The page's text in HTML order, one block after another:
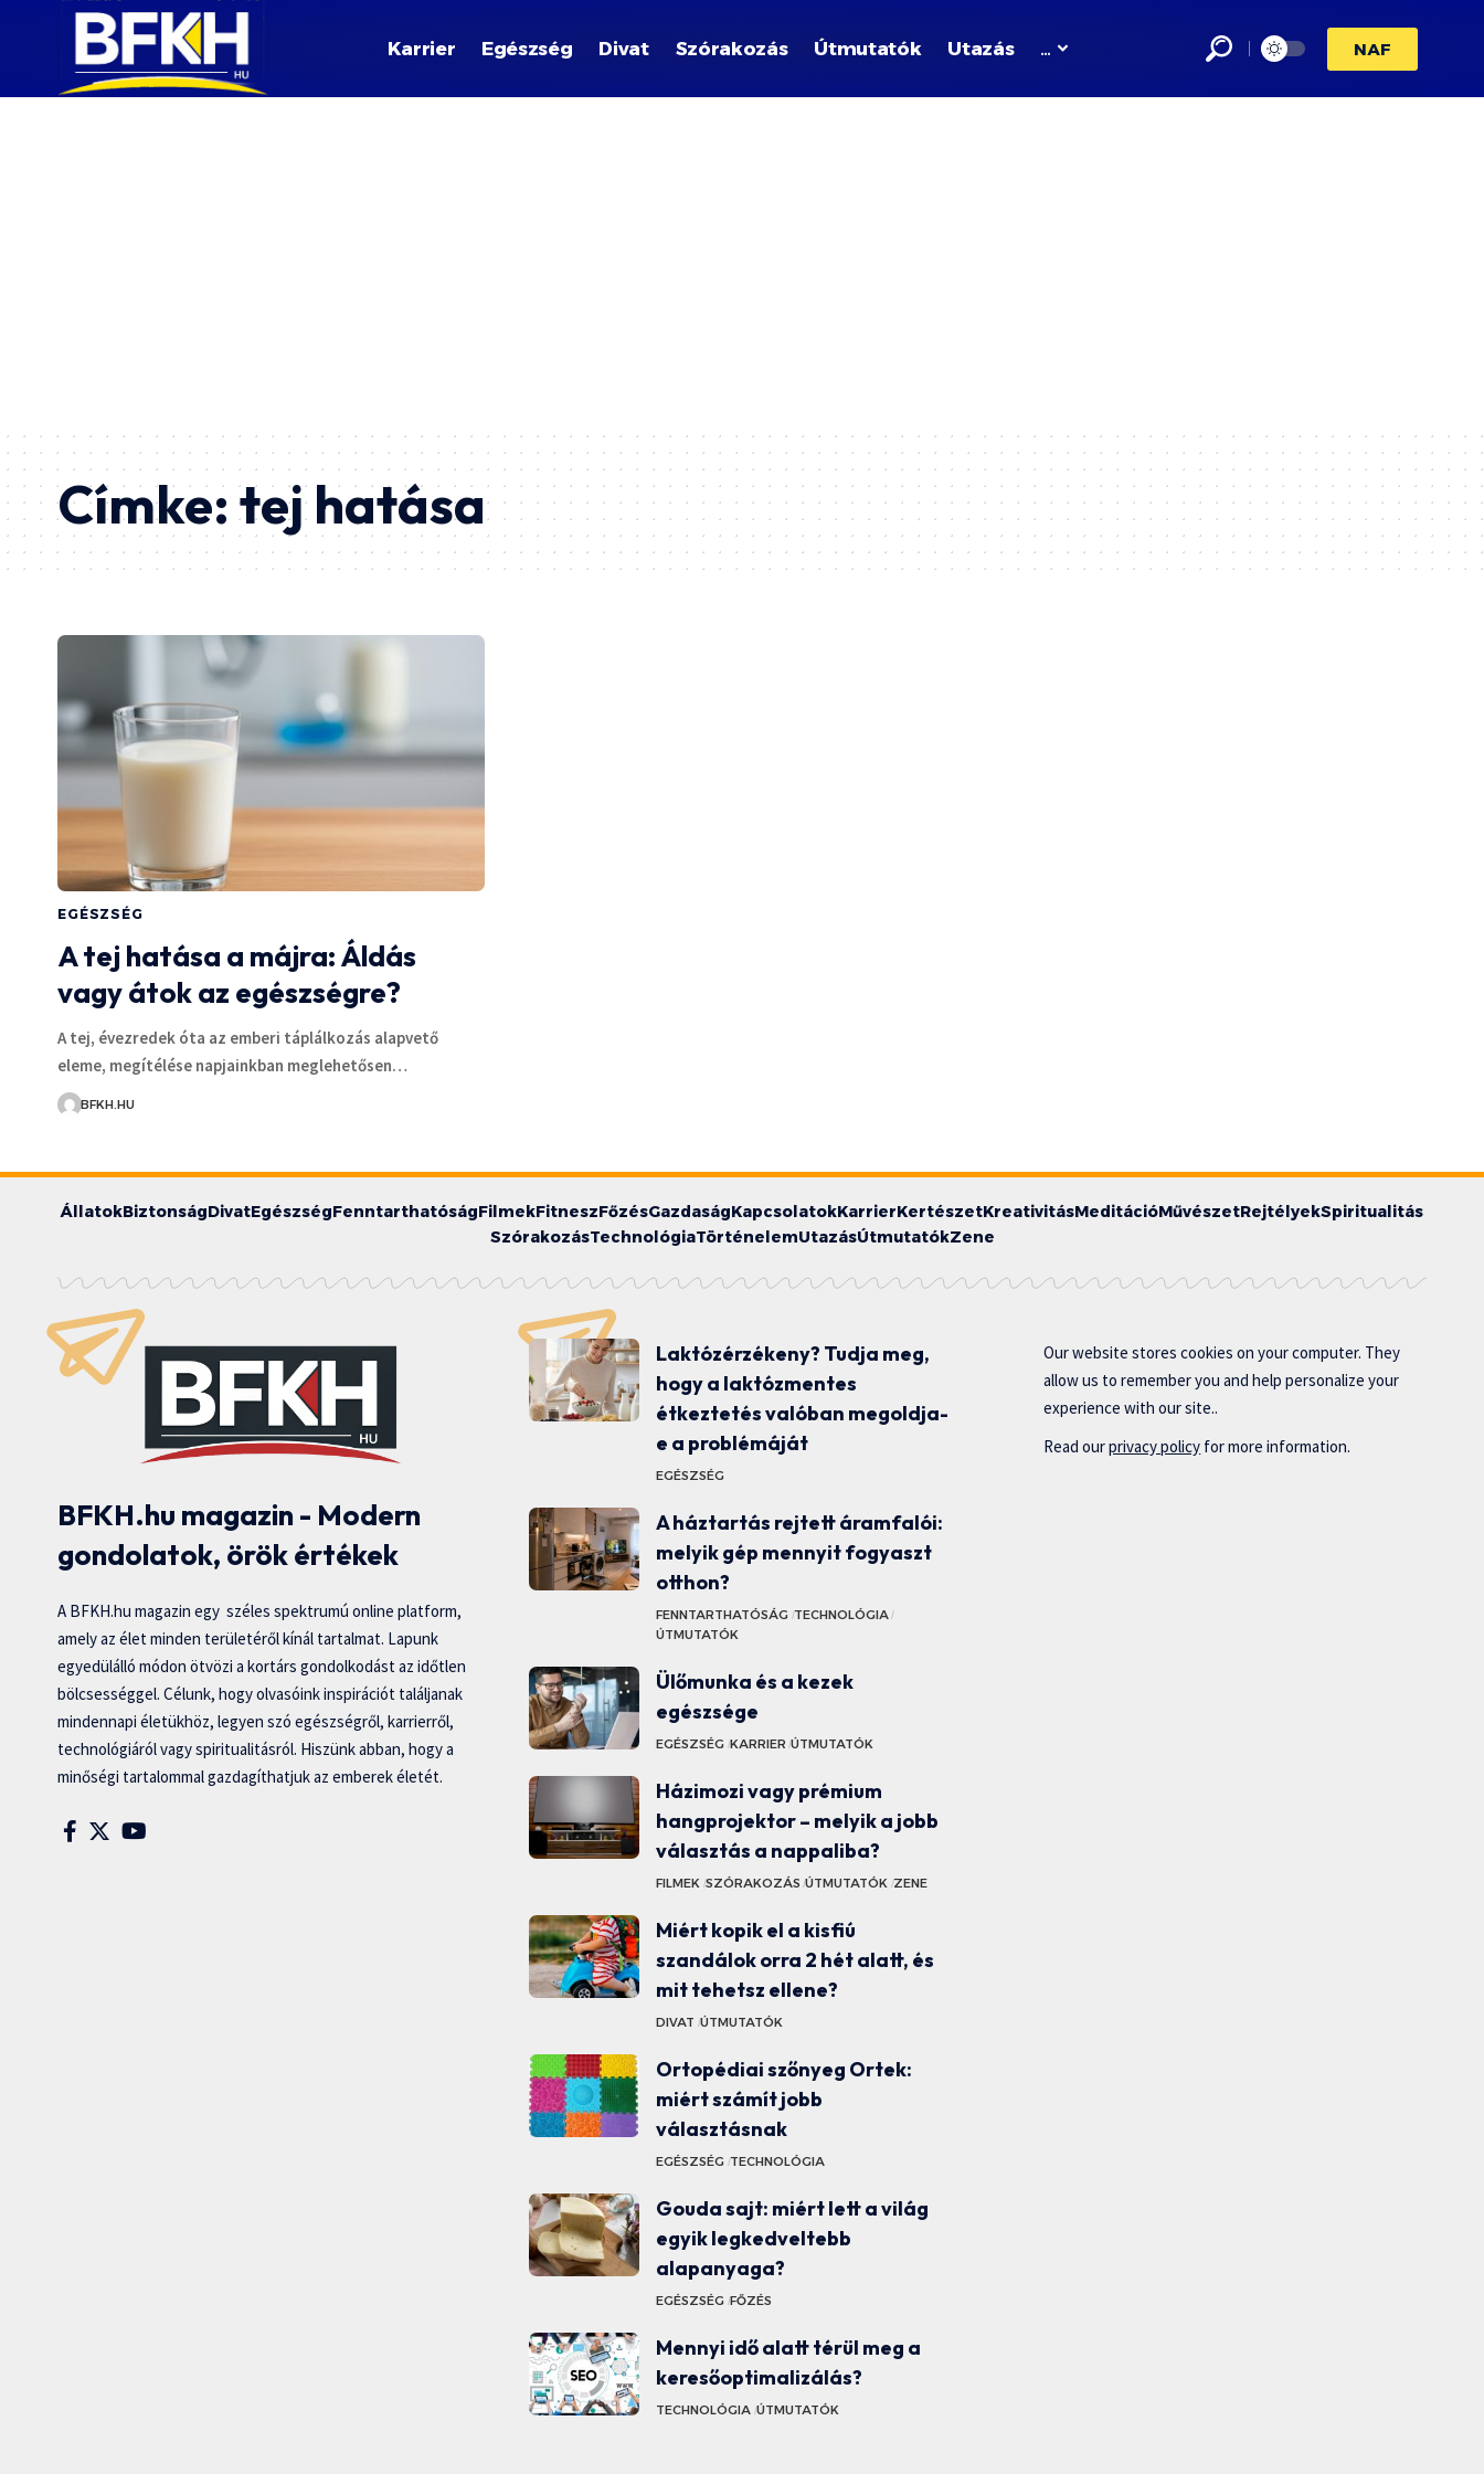
Karrier Egészség Divat Szórakozás Útmutatók Utazás … NAF
Címke:tej hatása
EGÉSZSÉG
A tej hatása a májra: Áldás
vagy átok az egészségre?
A tej, évezredek óta az emberi táplálkozás alapvető
eleme, megítélése napjainkban meglehetősen…
BFKH.HU
ÁllatokBiztonságDivatEgészségFenntarthatóságFilmekFitneszFőzésGazdaságKapcsolatokKarrierKertészetKreativitásMeditációMűvészetRejtélyekSpiritualitás
SzórakozásTechnológiaTörténelemUtazásÚtmutatókZene
BFKH.hu magazin - Modern
gondolatok, örök értékek
A BFKH.hu magazin egy széles spektrumú online platform,
amely az élet minden területéről kínál tartalmat. Lapunk
egyedülálló módon ötvözi a kortárs gondolkodást az időtlen
bölcsességgel. Célunk, hogy olvasóink inspirációt találjanak
mindennapi életükhöz, legyen szó egészségről, karrierről,
technológiáról vagy spiritualitásról. Hiszünk abban, hogy a
minőségi tartalommal gazdagíthatjuk az emberek életét.
Laktózérzékeny? Tudja meg,
hogy a laktózmentes
étkeztetés valóban megoldja-
e a problémáját
EGÉSZSÉG
A háztartás rejtett áramfalói:
melyik gép mennyit fogyaszt
otthon?
FENNTARTHATÓSÁG TECHNOLÓGIA
ÚTMUTATÓK
Ülőmunka és a kezek
egészsége
EGÉSZSÉG KARRIER ÚTMUTATÓK
Házimozi vagy prémium
hangprojektor – melyik a jobb
választás a nappaliba?
FILMEK SZÓRAKOZÁS ÚTMUTATÓK ZENE
Miért kopik el a kisfiú
szandálok orra 2 hét alatt, és
mit tehetsz ellene?
DIVAT ÚTMUTATÓK
Ortopédiai szőnyeg Ortek:
miért számít jobb
választásnak
EGÉSZSÉG TECHNOLÓGIA
Gouda sajt: miért lett a világ
egyik legkedveltebb
alapanyaga?
EGÉSZSÉG FŐZÉS
Mennyi idő alatt térül meg a
keresőoptimalizálás?
TECHNOLÓGIA ÚTMUTATÓK
Our website stores cookies on your computer. They
allow us to remember you and help personalize your
experience with our site..
Read ourprivacy policy for more information.